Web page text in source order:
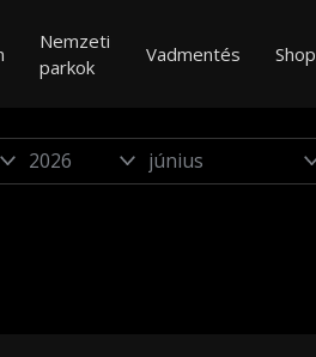
Nemzeti
parkok
Vadmentés Shop